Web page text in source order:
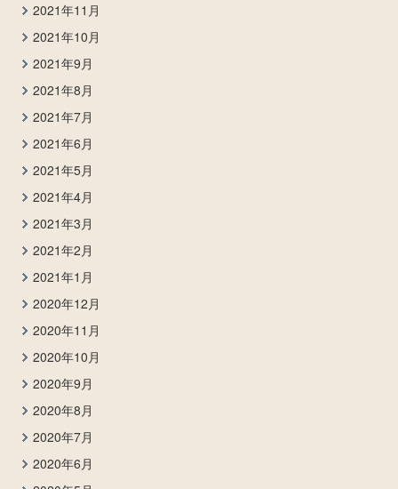
2021年11月
2021年10月
2021年9月
2021年8月
2021年7月
2021年6月
2021年5月
2021年4月
2021年3月
2021年2月
2021年1月
2020年12月
2020年11月
2020年10月
2020年9月
2020年8月
2020年7月
2020年6月